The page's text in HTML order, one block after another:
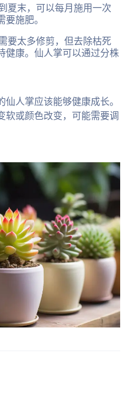
夏末，可以每月施用一次
施肥。
要太多修剪，但去除枯死
健康。仙人掌可以通过分株
人掌应该能够健康成长。
软或颜色改变，可能需要调